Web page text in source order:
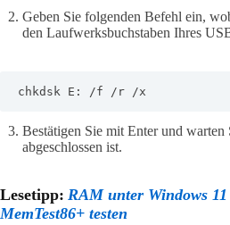
Geben Sie folgenden Befehl ein,
den Laufwerksbuchstaben Ihres
chkdsk E: /f /r /x
Bestätigen Sie mit Enter und warten
abgeschlossen ist.
Lesetipp: RAM unter Windows
MemTest86+ testen